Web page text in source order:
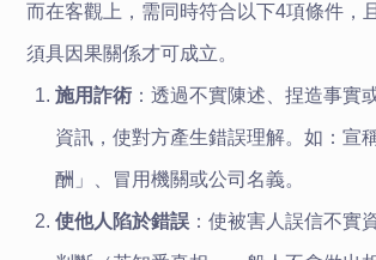
而在客觀上，需同時符合以下4項條件，
須具因果關係才可成立。
施用詐術 ：透過不實陳述、捏造事實
資訊，使對方產生錯誤理解。如：宣
酬」、冒用機關或公司名義。
使他人陷於錯誤 ：使被害人誤信不實